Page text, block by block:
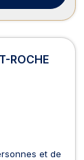
ROCHE
et de